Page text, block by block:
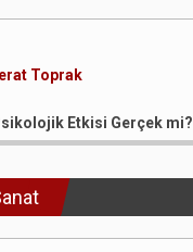
Toprak
Etkisi Gerçek mi?